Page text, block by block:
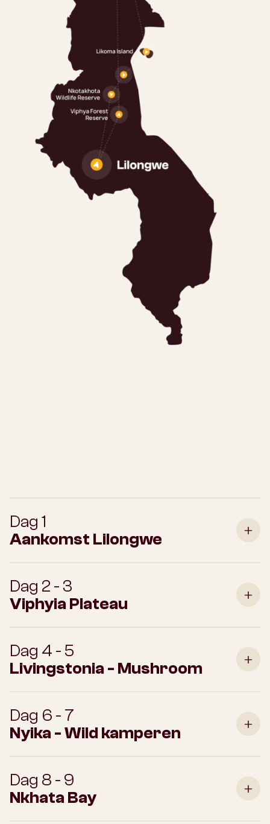
Dag 1
Aankomst Lilongwe
Dag 2 - 3
Viphyia Plateau
Dag 4 - 5
Livingstonia - Mushroom
Dag 6 - 7
Nyika - Wild kamperen
Dag 8 - 9
Nkhata Bay